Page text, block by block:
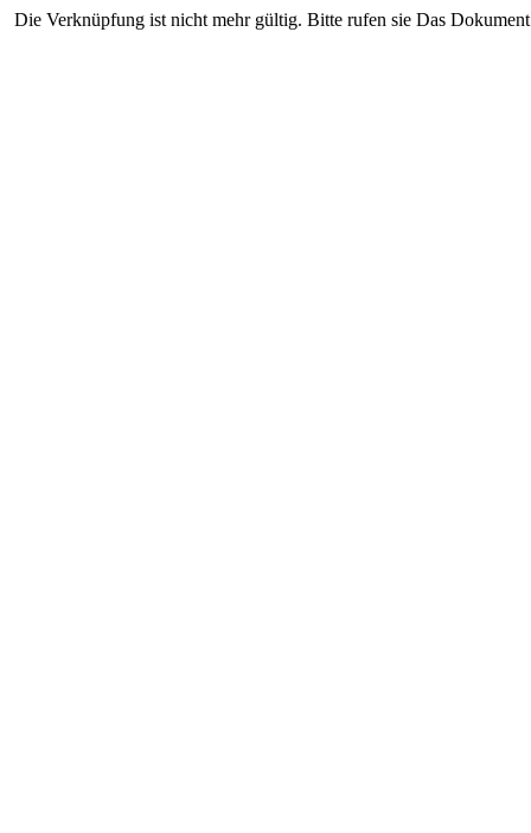
Die Verknüpfung ist nicht mehr gültig. Bitte rufen sie Das Dokument